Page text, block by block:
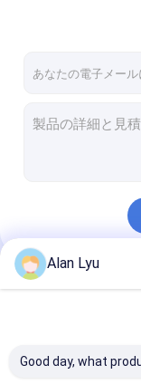
私たちのカテゴ
Alan Lyu
Good day, what